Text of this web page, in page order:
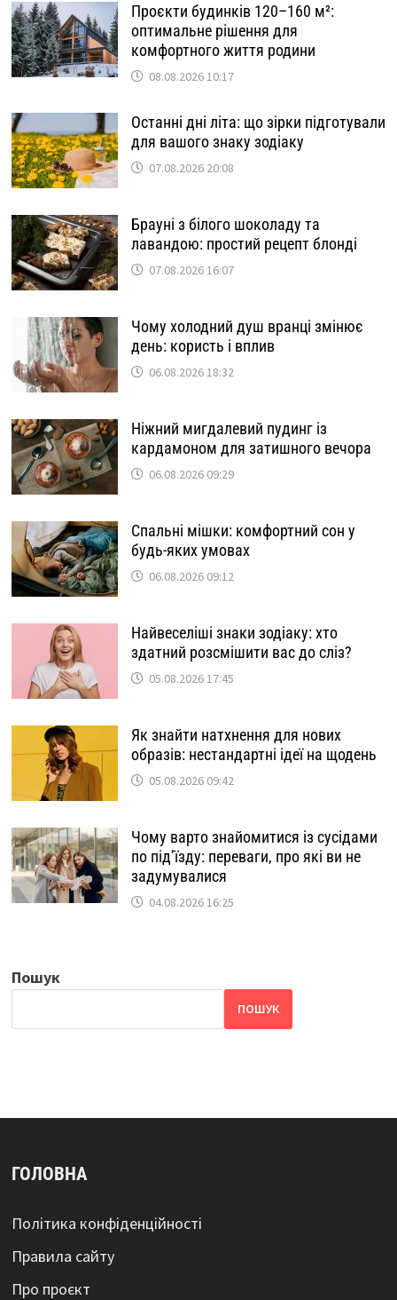
Проєкти будинків 120–160 м²:
оптимальне рішення для
комфортного життя родини
08.08.2026 10:17
Останні дні літа: що зірки підготували
для вашого знаку зодіаку
07.08.2026 20:08
Брауні з білого шоколаду та
лавандою: простий рецепт блонді
07.08.2026 16:07
Чому холодний душ вранці змінює
день: користь і вплив
06.08.2026 18:32
Ніжний мигдалевий пудинг із
кардамоном для затишного вечора
06.08.2026 09:29
Спальні мішки: комфортний сон у
будь-яких умовах
06.08.2026 09:12
Найвеселіші знаки зодіаку: хто
здатний розсмішити вас до сліз?
05.08.2026 17:45
Як знайти натхнення для нових
образів: нестандартні ідеї на щодень
05.08.2026 09:42
Чому варто знайомитися із сусідами
по під’їзду: переваги, про які ви не
задумувалися
04.08.2026 16:25
Пошук
ПОШУК
ГОЛОВНА
Політика конфіденційності
Правила сайту
Про проєкт